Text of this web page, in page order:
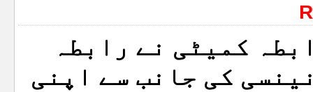
کمیٹی نے رابطہ
کی جانب سے اپنی